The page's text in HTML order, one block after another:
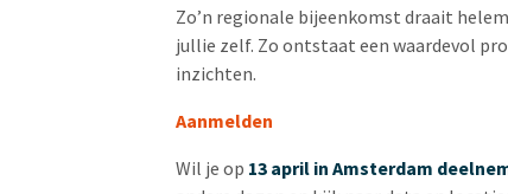
Zo’n regionale bijeenkomst draait
jullie zelf. Zo ontstaat een waardevol
inzichten.
Aanmelden
Wil je op 13 april in Amsterdam